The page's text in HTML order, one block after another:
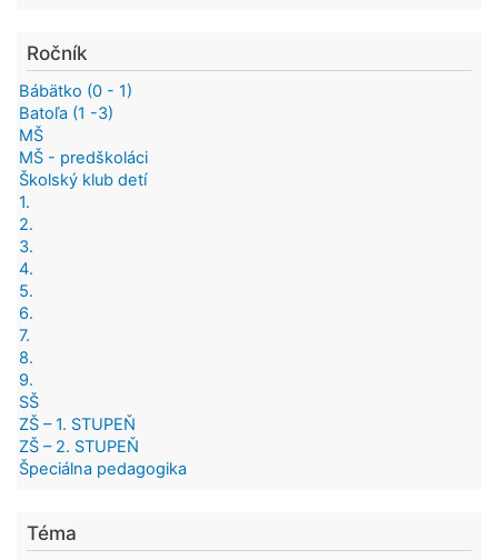
Ročník
Bábätko (0 - 1)
Batoľa (1 -3)
MŠ
MŠ - predškoláci
Školský klub detí
1.
2.
3.
4.
5.
6.
7.
8.
9.
SŠ
ZŠ – 1. STUPEŇ
ZŠ – 2. STUPEŇ
Špeciálna pedagogika
Téma